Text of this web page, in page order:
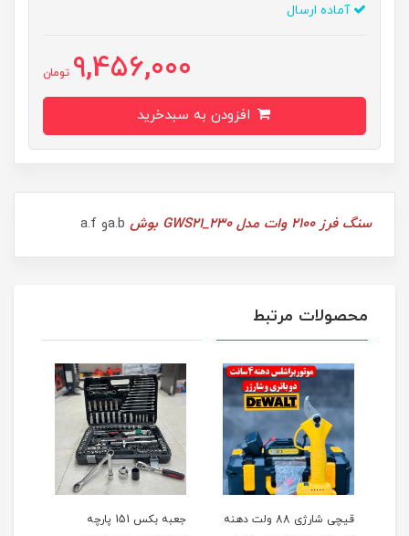
آماده ارسال
9,456,000 تومان
سنگ فرز 2100 وات مدل GWS21_230 بوش a.bو a.f
محصولات مرتبط
قیچی شارژی 88 ولت دهنه
جعبه بکس 151 پارچه